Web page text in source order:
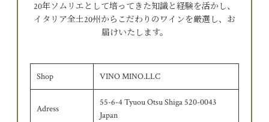
20年ソムリエとして培ってきた知識と経験を活かし、
イタリア全土20州からこだわりのワインを厳選し、お
届けいたします。
Shop VINO MINO.LLC
Adress
55-6-4 Tyuou Otsu Shiga 520-0043
Japan